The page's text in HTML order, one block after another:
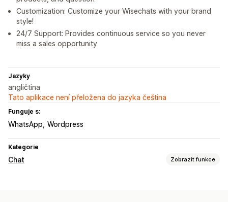
Customization: Customize your Wisechats with your brand
style!
24/7 Support: Provides continuous service so you never
miss a sales opportunity
Jazyky
angličtina
Tato aplikace není přeložena do jazyka čeština
Funguje s:
WhatsApp Wordpress
Kategorie
Chat Zobrazit funkce